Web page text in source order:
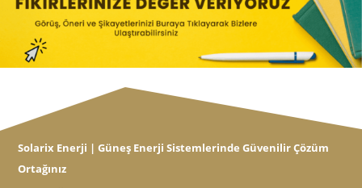
Solarix Enerji | Güneş Enerji Sistemlerinde Güvenilir Çözüm
Ortağınız